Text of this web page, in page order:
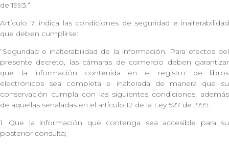
de 1993.”
Artículo 7, indica las condiciones de seguridad e inalterabilidad
que deben cumplirse:
“Seguridad e inalterabilidad de la información. Para efectos del
presente decreto, las cámaras de comercio deben garantizar
que la información contenida en el registro de libros
electrónicos sea completa e inalterada de manera que su
conservación cumpla con las siguientes condiciones, además
de aquellas señaladas en el artículo 12 de la Ley 527 de 1999:
1. Que la información que contenga sea accesible para su
posterior consulta;